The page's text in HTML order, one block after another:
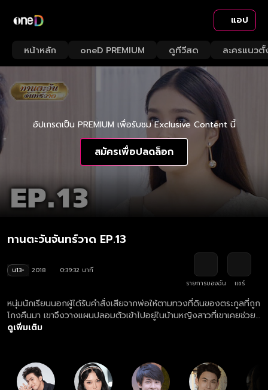
แอป
หน้าหลัก oneD PREMIUM ดูทีวีสด ละครแนวตั้
อัปเกรดเป็น PREMIUM เพื่อรับชม Exclusive Content นี้
สมัครเพื่อปลดล็อก
ทานตะวันจันทร์วาด EP.13
น13+ 2018
0:39:32 นาที
รายการของฉัน
แชร์
หนุ่มนักเรียนนอกผู้ได้รับคำสั่งเสียจากพ่อให้ตามทวงที่ดินของตระกูลที่ถูก
โกงคืนมา เขาจึงวางแผนปลอมตัวเข้าไปอยู่ในบ้านหญิงสาวที่เขาเคยช่วย
ชีวิตเธอเอาไว้ ระหว่างทำแผนการทวงสิทธิ์ของตนคืน หัวใจก็เริ่มเกิดหวั่น
ดูเพิ่มเติม